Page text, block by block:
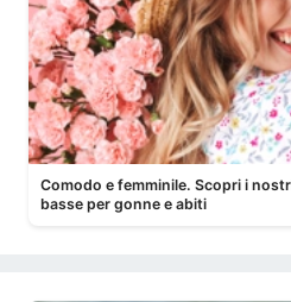
Comodo e femminile. Scopri i
basse per gonne e abiti